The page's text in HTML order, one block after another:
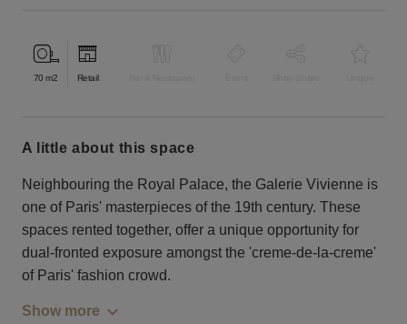
70 m2 Retail
a little about this space
Neighbouring the Royal Palace, the Galerie Vivienne is
one of Paris' masterpieces of the 19th century. These
spaces rented together, offer a unique opportunity for
dual-fronted exposure amongst the 'creme-de-la-creme'
of Paris' fashion crowd.
Show more